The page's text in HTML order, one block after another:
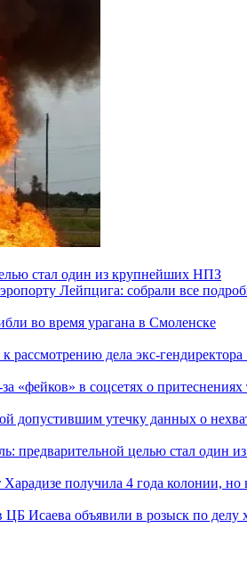
стал один из крупнейших НПЗ
Лейпцига: собрали все
во время урагана в Смоленске
к рассмотрению дела экс-
«фейков» в соцсетях о
допустившим утечку данных о
предварительной целью стал один
получила 4 года колонии,
Исаева объявили в розыск по делу